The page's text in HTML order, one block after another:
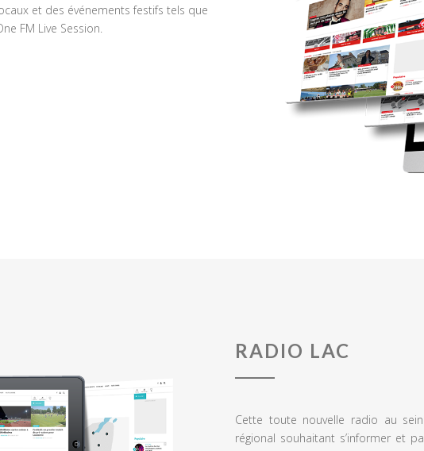
et des événements festifs tels que
FM Live Session.
RADIO LAC
Cette toute nouvelle radio au
régional souhaitant s’informer et